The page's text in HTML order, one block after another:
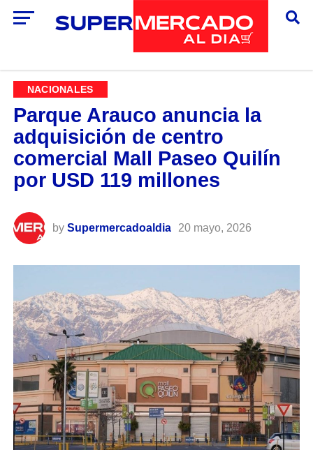
NACIONALES
Parque Arauco anuncia la
adquisición de centro
comercial Mall Paseo Quilín
por USD 119 millones
by Supermercadoaldia 20 mayo, 2026